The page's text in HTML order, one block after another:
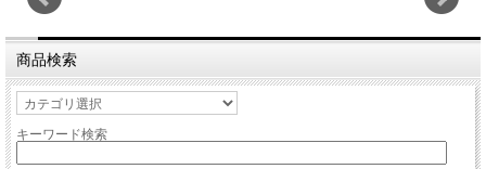
商品検索
キーワード検索